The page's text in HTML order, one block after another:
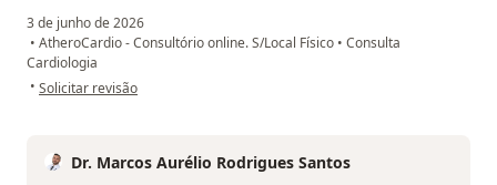
3 de junho de 2026
• AtheroCardio - Consultório online. S/Local Físico • Consulta
Cardiologia
• na opinião do utilizador LF
Solicitar revisão
Dr. Marcos Aurélio Rodrigues Santos